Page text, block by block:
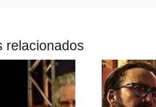
relacionados